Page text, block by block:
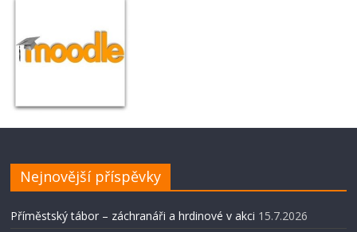
Nejnovější příspěvky
Příměstský tábor – záchranáři a hrdinové v akci 15.7.2026